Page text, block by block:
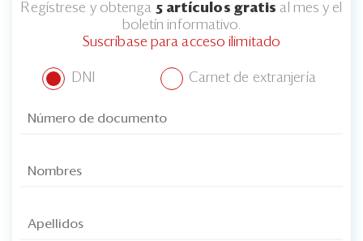
Regístrese y obtenga 5 artículos gratis al mes y el
boletín informativo.
Suscríbase para acceso ilimitado
DNI Carnet de extranjería